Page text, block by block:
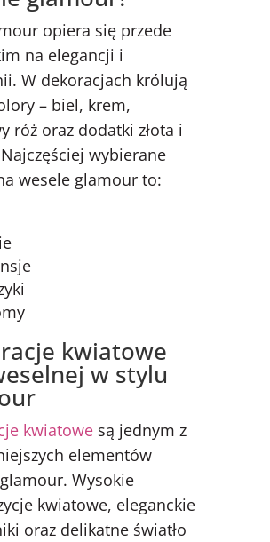
opiera się przede
na elegancji i
W dekoracjach królują
– biel, krem,
róż oraz dodatki złota i
wybierane
wesele glamour to:
kwiatowe
w stylu
kwiatowesą jednym z
elementów
Wysokie
kwiatowe, eleganckie
oraz delikatne światło